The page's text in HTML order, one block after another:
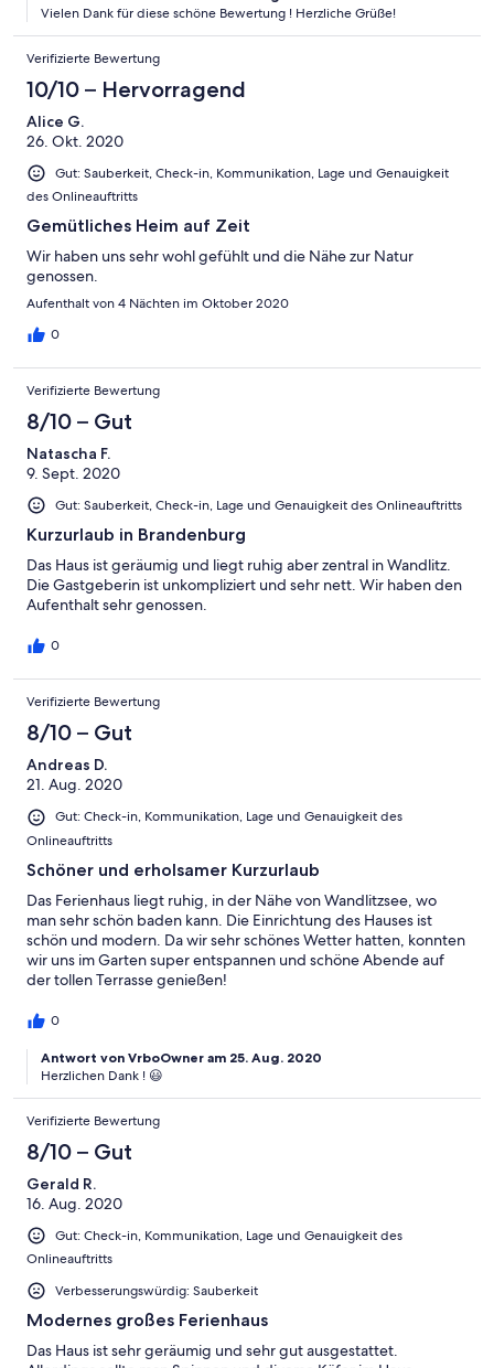
Vielen Dank für diese schöne Bewertung ! Herzliche Grüße!
Verifizierte Bewertung
10/10 – Hervorragend
Alice G.
26. Okt. 2020
Gut: Sauberkeit, Check-in, Kommunikation, Lage und Genauigkeit
des Onlineauftritts
Gemütliches Heim auf Zeit
Wir haben uns sehr wohl gefühlt und die Nähe zur Natur
genossen.
Aufenthalt von 4 Nächten im Oktober 2020
0
Verifizierte Bewertung
8/10 – Gut
Natascha F.
9. Sept. 2020
Gut: Sauberkeit, Check-in, Lage und Genauigkeit des Onlineauftritts
Kurzurlaub in Brandenburg
Das Haus ist geräumig und liegt ruhig aber zentral in Wandlitz.
Die Gastgeberin ist unkompliziert und sehr nett. Wir haben den
Aufenthalt sehr genossen.
0
Verifizierte Bewertung
8/10 – Gut
Andreas D.
21. Aug. 2020
Gut: Check-in, Kommunikation, Lage und Genauigkeit des
Onlineauftritts
Schöner und erholsamer Kurzurlaub
Das Ferienhaus liegt ruhig, in der Nähe von Wandlitzsee, wo
man sehr schön baden kann. Die Einrichtung des Hauses ist
schön und modern. Da wir sehr schönes Wetter hatten, konnten
wir uns im Garten super entspannen und schöne Abende auf
der tollen Terrasse genießen!
0
Antwort von VrboOwner am 25. Aug. 2020
Herzlichen Dank ! 😃
Verifizierte Bewertung
8/10 – Gut
Gerald R.
16. Aug. 2020
Gut: Check-in, Kommunikation, Lage und Genauigkeit des
Onlineauftritts
Verbesserungswürdig: Sauberkeit
Modernes großes Ferienhaus
Das Haus ist sehr geräumig und sehr gut ausgestattet.